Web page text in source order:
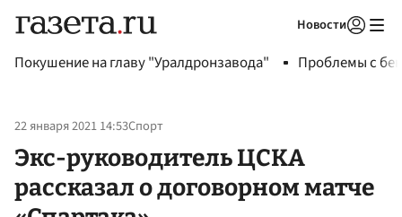
Новости
Покушение на главу "Уралдронзавода" Проблемы с
22 января 2021 14:53Спорт
Экс-руководитель ЦСКА
рассказал о договорном матче